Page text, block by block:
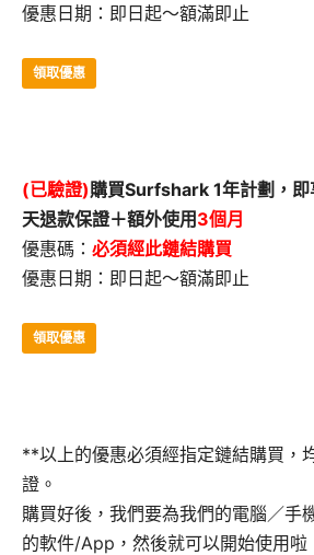
優惠日期：即日起～額滿即止
領取優惠
(已驗證)購買Surfshark 1年計劃，
天退款保證＋額外使用3個月
優惠碼： 必須經此鏈結購買
優惠日期：即日起～額滿即止
領取優惠
**以上的優惠必須經指定鏈結購買，
證。
購買好後，我們要為我們的電腦／手
的軟件/App，然後就可以開始使用啦